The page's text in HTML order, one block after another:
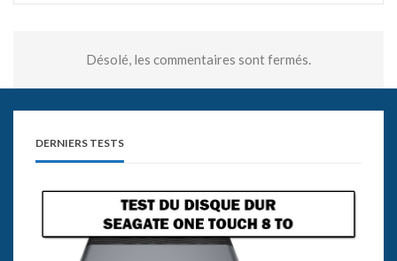
Désolé, les commentaires sont fermés.
DERNIERS TESTS